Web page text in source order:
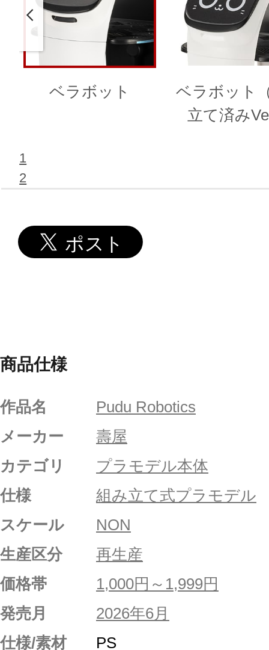
ベラボット
ベラボット
立て済み
1
2
商品仕様
作品名
Pudu Robotics
メーカー
壽屋
カテゴリ
プラモデル本体
仕様
組み立て式プラモデル
スケール
NON
生産区分
再生産
価格帯
1,000円～1,999円
発売月
2026年6月
仕様/素材
PS